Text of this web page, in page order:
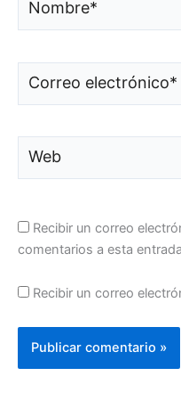
Correo
electrónico*
Recibir un correo
comentarios a esta
Recibir un correo